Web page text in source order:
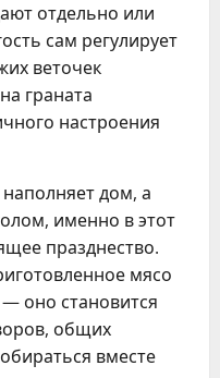
отдельно или
сам регулирует
веточек
граната
настроения
дом, а
именно в этот
празднество.
мясо
оно становится
общих
вместе